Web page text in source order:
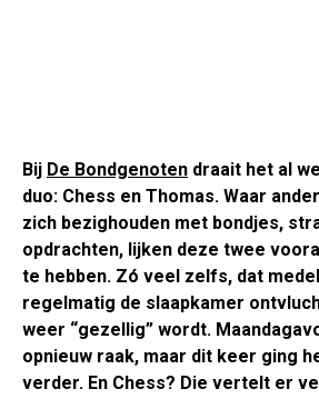
Bij De Bondgenoten draait het al
duo: Chess en Thomas. Waar
zich bezighouden met bondjes,
opdrachten, lijken deze twee
te hebben. Zó veel zelfs, dat
regelmatig de slaapkamer
weer “gezellig” wordt.
opnieuw raak, maar dit keer ging
verder. En Chess? Die vertelt er